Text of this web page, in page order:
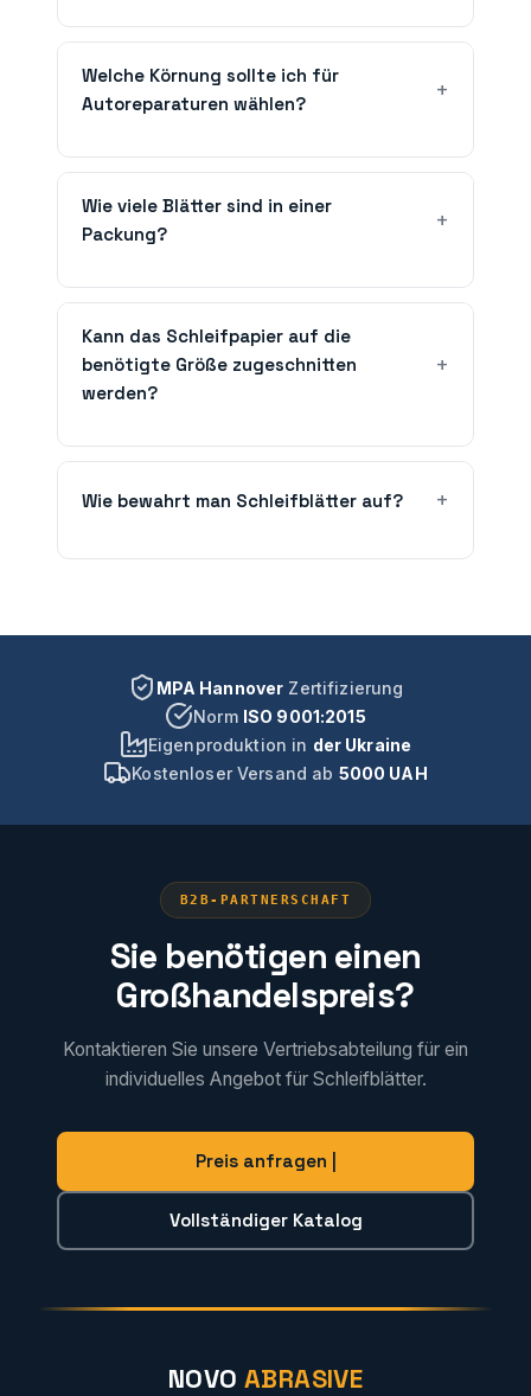
Welche Körnung sollte ich für
Autoreparaturen wählen?
Wie viele Blätter sind in einer
Packung?
Kann das Schleifpapier auf die
benötigte Größe zugeschnitten
werden?
Wie bewahrt man Schleifblätter auf?
MPA Hannover Zertifizierung
Norm ISO 9001:2015
Eigenproduktion in der Ukraine
Kostenloser Versand ab 5000 UAH
B2B-PARTNERSCHAFT
Sie benötigen einen
Großhandelspreis?
Kontaktieren Sie unsere Vertriebsabteilung für ein
individuelles Angebot für Schleifblätter.
Preis anfragen |
Vollständiger Katalog
NOVO ABRASIVE